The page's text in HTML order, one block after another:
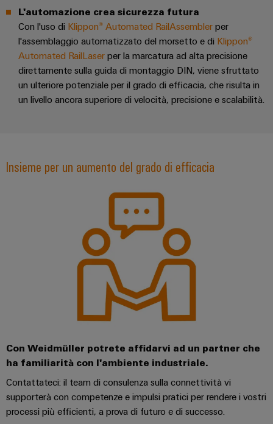
Configuratore
Weidmüller
semplice,
L'automazione crea sicurezza futura
Con l'uso di Klippon® Automated RailAssembler per
l'assemblaggio automatizzato del morsetto e di Klippon®
Automated RailLaser per la marcatura ad alta precisione
direttamente sulla guida di montaggio DIN, viene sfruttato
un ulteriore potenziale per il grado di efficacia, che risulta in
un livello ancora superiore di velocità, precisione e scalabilità.
Insieme per un aumento del grado di efficacia
Con Weidmüller potrete affidarvi ad un partner che
ha familiarità con l'ambiente industriale.
Contattateci: il team di consulenza sulla connettività vi
supporterà con competenze e impulsi pratici per rendere i vostri
processi più efficienti, a prova di futuro e di successo.